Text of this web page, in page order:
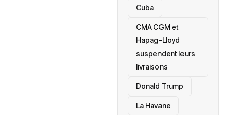
‎Cuba
CMA CGM et
Hapag-Lloyd
suspendent leurs
livraisons
Donald Trump
La Havane